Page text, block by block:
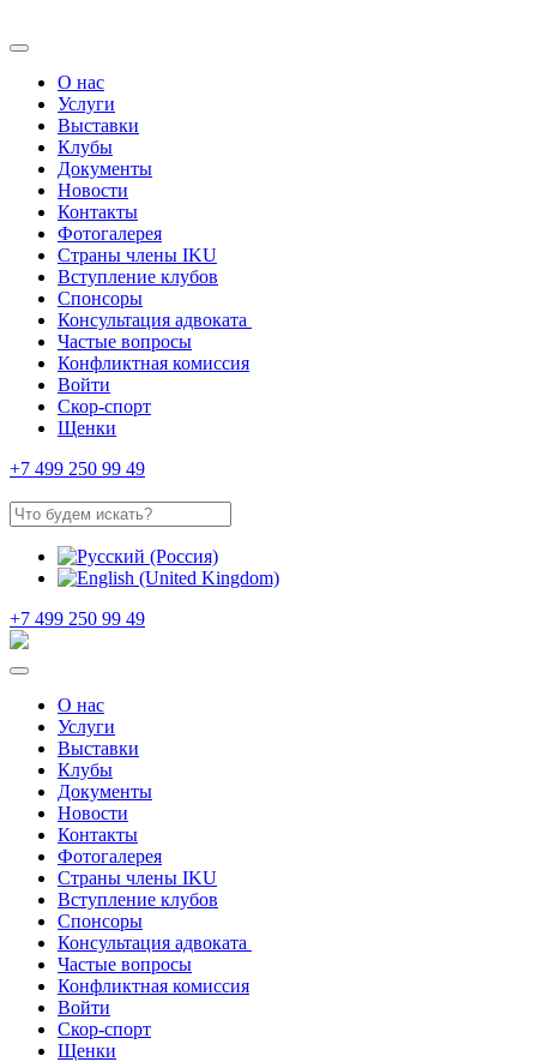
О нас
Услуги
Выставки
Клубы
Документы
Новости
Контакты
Фотогалерея
Страны члены IKU
Вступление клубов​
Спонсоры
Консультация адвоката ​
Частые вопросы
Конфликтная комиссия
Войти
Скор-спорт
Щенки
+7 499 250 99 49
+7 499 250 99 49
О нас
Услуги
Выставки
Клубы
Документы
Новости
Контакты
Фотогалерея
Страны члены IKU
Вступление клубов​
Спонсоры
Консультация адвоката ​
Частые вопросы
Конфликтная комиссия
Войти
Скор-спорт
Щенки